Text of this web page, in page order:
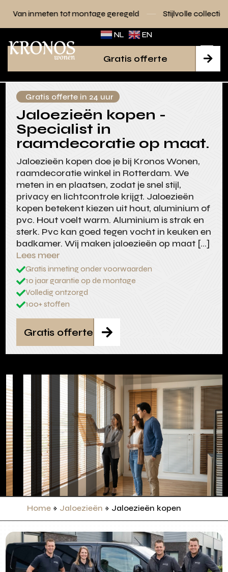
montage geregeld Stijlvolle collecties voor elk
NL EN

Gratis offerte
Gratis offerte in 24 uur
Jaloezieën kopen -
Specialist in
raamdecoratie op maat.
Jaloezieën kopen doe je bij Kronos Wonen,
raamdecoratie winkel in Rotterdam. We
meten in en plaatsen, zodat je snel stijl,
privacy en lichtcontrole krijgt. Jaloezieën
kopen betekent kiezen uit hout, aluminium of
pvc. Hout voelt warm. Aluminium is strak en
sterk. Pvc kan goed tegen vocht in keuken en
badkamer. Wij maken jaloezieën op maat […]
Lees meer
Gratis inmeting onder voorwaarden
10 jaar garantie op de montage
Volledig ontzorgd
100+ stoffen

Gratis offerte
Home» Jaloezieën » Jaloezieën kopen